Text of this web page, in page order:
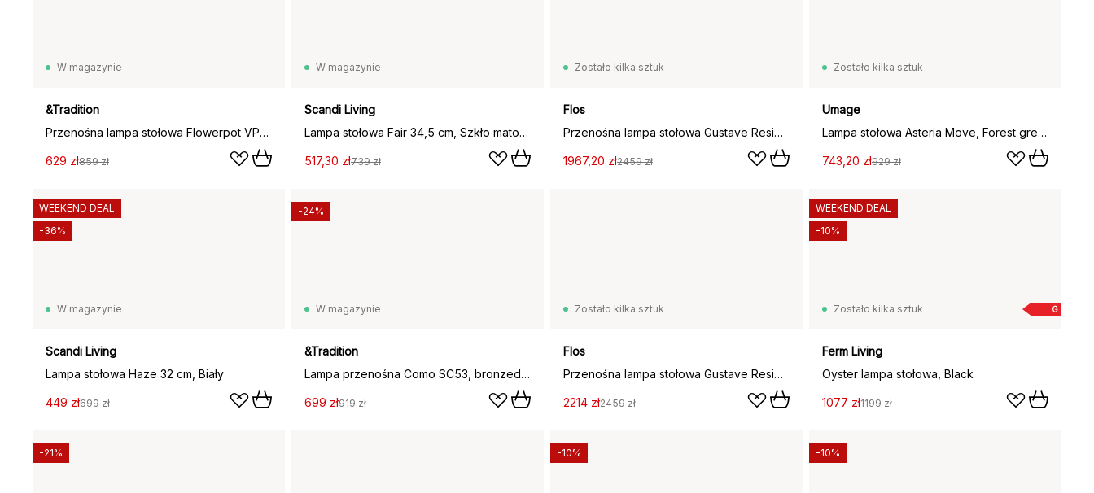
W magazynie
&Tradition
Przenośna lampa stołowa Flowerpot VP9, Dark plum
629 zł859 zł
W magazynie
Scandi Living
Lampa stołowa Fair 34,5 cm, Szkło matowe - jesion
517,30 zł739 zł
Zostało kilka sztuk
Flos
Przenośna lampa stołowa Gustave Residential, Raw aluminium
1967,20 zł2459 zł
Zostało kilka sztuk
Umage
Lampa stołowa Asteria Move, Forest green
743,20 zł929 zł
W magazynie
Scandi Living
Lampa stołowa Haze 32 cm, Biały
449 zł699 zł
WEEKEND DEAL
-36%
W magazynie
&Tradition
Lampa przenośna Como SC53, bronzed brass
699 zł919 zł
-24%
Zostało kilka sztuk
Flos
Przenośna lampa stołowa Gustave Residential, Lacquered green
2214 zł2459 zł
G
Zostało kilka sztuk
Ferm Living
Oyster lampa stołowa, Black
1077 zł1199 zł
WEEKEND DEAL
-10%
-21% -10% -10%